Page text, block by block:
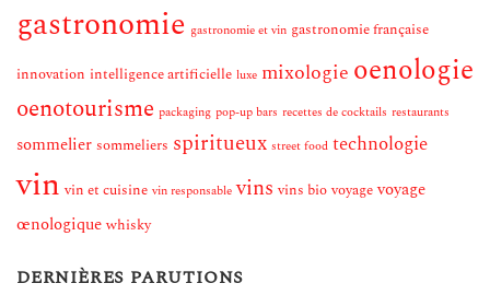
gastronomie gastronomie et vin gastronomie française
innovation intelligence artificielle luxe mixologie oenologie
oenotourisme packaging pop-up bars recettes de cocktails restaurants
sommelier sommeliers spiritueux street food technologie
vin vin et cuisine vin responsable vins vins bio voyage voyage
œnologique whisky
DERNIÈRES PARUTIONS